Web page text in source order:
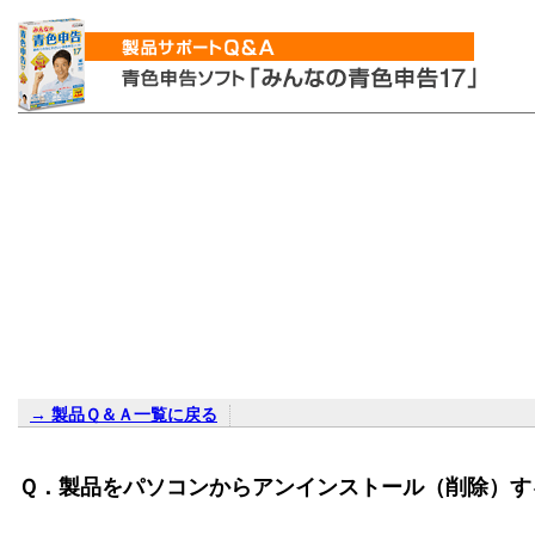
→ 製品Ｑ＆Ａ一覧に戻る
Ｑ．製品をパソコンからアンインストール（削除）